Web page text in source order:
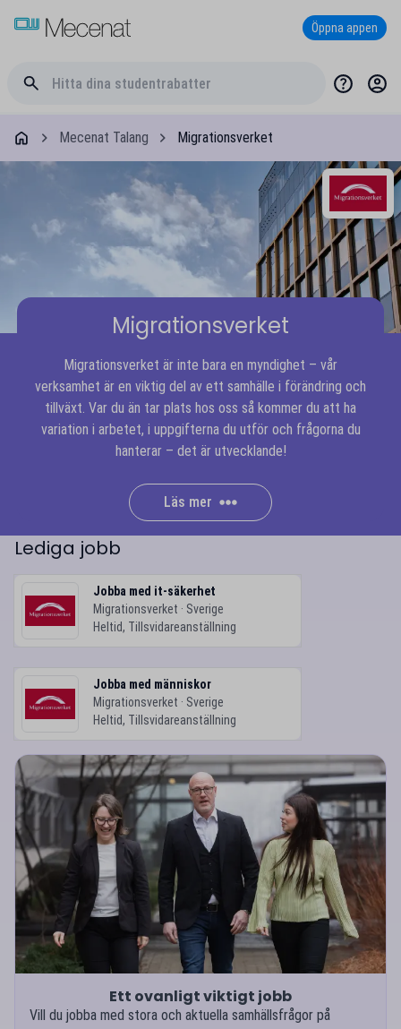
Öppna appen
Mecenat Talang Migrationsverket
Migrationsverket
Migrationsverket är inte bara en myndighet – vår
verksamhet är en viktig del av ett samhälle i förändring och
tillväxt. Var du än tar plats hos oss så kommer du att ha
variation i arbetet, i uppgifterna du utför och frågorna du
hanterar – det är utvecklande!
Läs mer
Lediga jobb
Jobba med it-säkerhet
Migrationsverket · Sverige
Heltid, Tillsvidareanställning
Jobba med människor
Migrationsverket · Sverige
Heltid, Tillsvidareanställning
Ett ovanligt viktigt jobb
Vill du jobba med stora och aktuella samhällsfrågor på